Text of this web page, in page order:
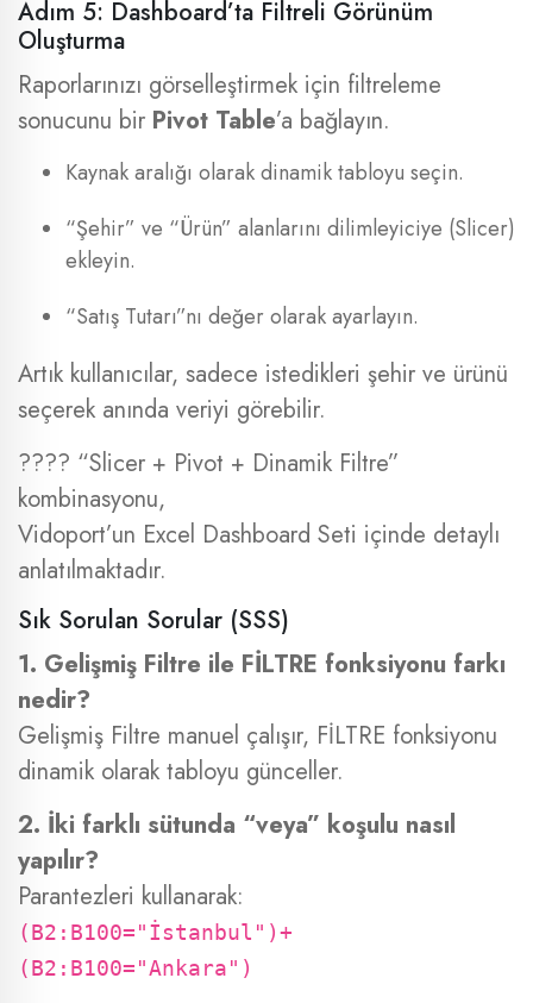
Adım 5: Dashboard’ta Filtreli Görünüm
Oluşturma
Raporlarınızı görselleştirmek için filtreleme
sonucunu bir Pivot Table’a bağlayın.
Kaynak aralığı olarak dinamik tabloyu seçin.
“Şehir” ve “Ürün” alanlarını dilimleyiciye (Slicer)
ekleyin.
“Satış Tutarı”nı değer olarak ayarlayın.
Artık kullanıcılar, sadece istedikleri şehir ve ürünü
seçerek anında veriyi görebilir.
???? “Slicer + Pivot + Dinamik Filtre”
kombinasyonu,
Vidoport’un Excel Dashboard Seti içinde detaylı
anlatılmaktadır.
Sık Sorulan Sorular (SSS)
1. Gelişmiş Filtre ile FİLTRE fonksiyonu farkı
nedir?
Gelişmiş Filtre manuel çalışır, FİLTRE fonksiyonu
dinamik olarak tabloyu günceller.
2. İki farklı sütunda “veya” koşulu nasıl
yapılır?
Parantezleri kullanarak:
(B2:B100="İstanbul")+
(B2:B100="Ankara")